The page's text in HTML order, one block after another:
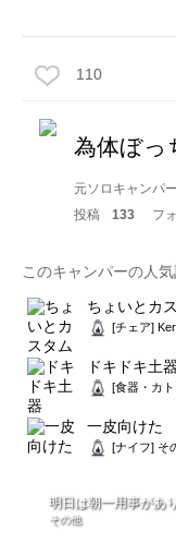
110
為体ぼっ
元ソロキャンパ
投稿
133 フ
このキャンパーの人
ちょいとカ
[チェア]
ドキドキ土器
[食器・カ
一皮向けた
[ナイフ] そ
明日は朝一用事があ
その他